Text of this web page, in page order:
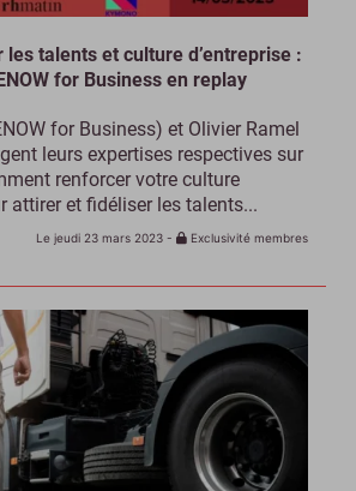
les talents et culture d’entreprise :
for Business en replay
for Business) et Olivier Ramel
leurs expertises respectives sur
renforcer votre culture
attirer et fidéliser les talents...
Le jeudi 23 mars 2023 - Exclusivité membres